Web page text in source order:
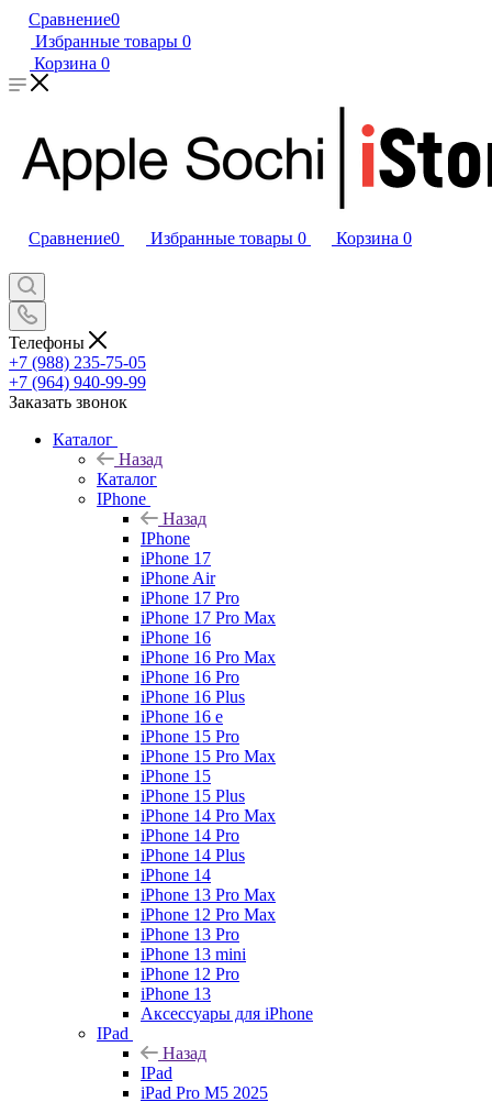
Сравнение0
Избранные товары 0
Корзина 0
Сравнение0 Избранные товары 0 Корзина 0
Телефоны
+7 (988) 235-75-05
+7 (964) 940-99-99
Заказать звонок
Каталог
Назад
Каталог
IPhone
Назад
IPhone
iPhone 17
iPhone Air
iPhone 17 Pro
iPhone 17 Pro Max
iPhone 16
iPhone 16 Pro Max
iPhone 16 Pro
iPhone 16 Plus
iPhone 16 e
iPhone 15 Pro
iPhone 15 Pro Max
iPhone 15
iPhone 15 Plus
iPhone 14 Pro Max
iPhone 14 Pro
iPhone 14 Plus
iPhone 14
iPhone 13 Pro Max
iPhone 12 Pro Max
iPhone 13 Pro
iPhone 13 mini
iPhone 12 Pro
iPhone 13
Аксессуары для iPhone
IPad
Назад
IPad
iPad Pro M5 2025